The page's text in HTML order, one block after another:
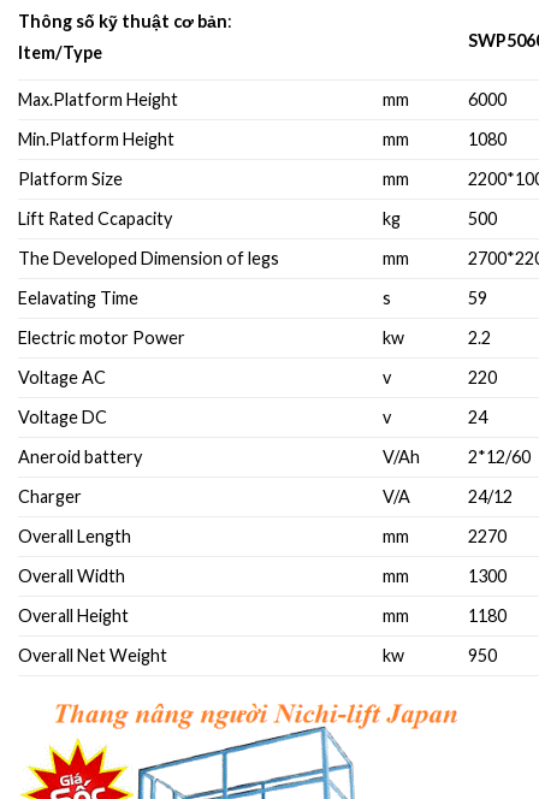
Thông số kỹ thuật cơ bản:
Item/Type
Max.Platform Height mm
6000
Min.Platform Height
mm
1080
Platform Size
mm
Lift Rated Ccapacity
kg
500
The Developed Dimension of legs
mm
Eelavating Time
s
59
Electric motor Power
kw
2.2
Voltage AC
v
220
Voltage DC
v
24
Aneroid battery
V/Ah
2*12/60
Charger
V/A
24/12
Overall Length
mm
2270
Overall Width
mm
1300
Overall Height
mm
1180
Overall Net Weight
kw 950